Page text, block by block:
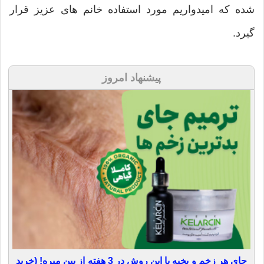
شده که امیدواریم مورد استفاده خانم های عزیز قرار
گیرد.
پیشنهاد امروز
جای هر زخم و بخیه با این روش در 3 هفته از بین میره! (خرید